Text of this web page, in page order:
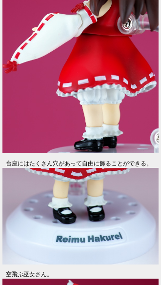
台座にはたくさん穴があって自由に飾ることができる。
空飛ぶ巫女さん。